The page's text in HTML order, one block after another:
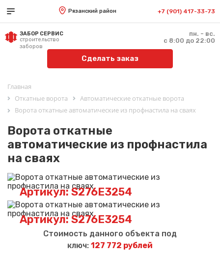
Рязанский район +7 (901) 417-33-73
ЗАБОР СЕРВИС
строительство
заборов
пн. - вс.
с 8:00 до 22:00
Сделать заказ
Главная
Откатные ворота
Автоматические откатные ворота
Ворота откатные автоматические из профнастила на сваях
Ворота откатные
автоматические из профнастила
на сваях
Артикул: S276E3254
Артикул: S276E3254
Стоимость данного объекта под
ключ: 127 772 рублей